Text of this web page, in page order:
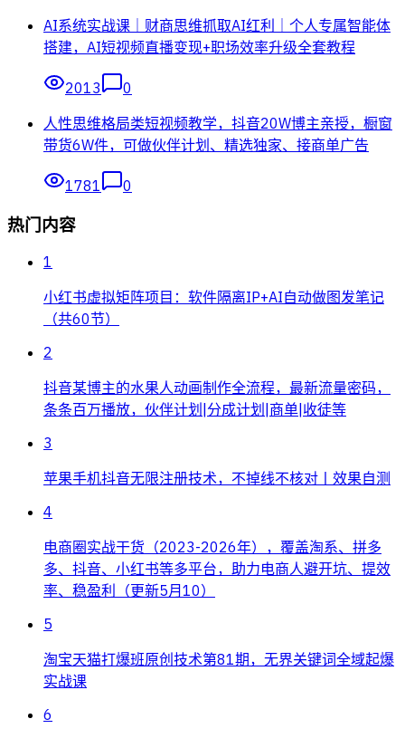
AI系统实战课｜财商思维抓取AI红利｜个人专属智能体
搭建，AI短视频直播变现+职场效率升级全套教程
2013
0
人性思维格局类短视频教学，抖音20W博主亲授，橱窗
带货6W件，可做伙伴计划、精选独家、接商单广告
1781 0
热门内容
1
小红书虚拟矩阵项目：软件隔离IP+AI自动做图发笔记
（共60节）
2
抖音某博主的水果人动画制作全流程，最新流量密码，
条条百万播放，伙伴计划|分成计划|商单|收徒等
3
苹果手机抖音无限注册技术，不掉线不核对丨效果自测
4
电商圈实战干货（2023-2026年），覆盖淘系、拼多
多、抖音、小红书等多平台，助力电商人避开坑、提效
率、稳盈利（更新5月10）
5
淘宝天猫打爆班原创技术第81期，无界关键词全域起爆
实战课
6